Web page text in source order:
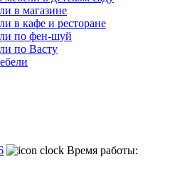
в магазине
в кафе и ресторане
по фен-шуй
по Васту
Время работы: